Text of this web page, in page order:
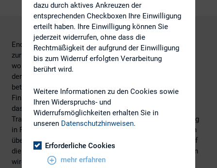
Ende November ist das deutsche Umsetzungsgesetz
zur Transparenzrichtlinie-Änderungsrichtlinie verkündet
worden. Fortan gelten für börsennotierte Emittenten und
deren Anteilseigner neue Transparenzpflichten. Sie
betreffen bedeutende Stimmrechtsmitteilungen,
Finanzberichterstattung und Bilanzkontrolle. Auch
das Sanktionsrecht wurde geändert. Bei ihrem
Transparenzworkshop, den die BaFin seit 2007 regelmäßig
in Frankfurt am Main veranstaltet, informierte sie kürzlich
über die neuen Regeln und gab unter anderem Antwort auf
die Frage, wie sie die Einhaltung der Pflichten überwachen
wird. Mehr als 250 Vertreter von Emittenten,
dazu durch aktives Ankreuzen der
entsprechenden Checkboxen Ihre Einwilligung
erteilt haben. Ihre Einwilligung können Sie
jederzeit widerrufen, ohne dass die
Rechtmäßigkeit der aufgrund der Einwilligung
bis zum Widerruf erfolgten Verarbeitung
berührt wird.
Weitere Informationen zu den Cookies sowie
Ihren Widerspruchs- und
Widerrufsmöglichkeiten erhalten Sie in
unseren Datenschutzhinweisen.
Erforderliche Cookies
mehr erfahren